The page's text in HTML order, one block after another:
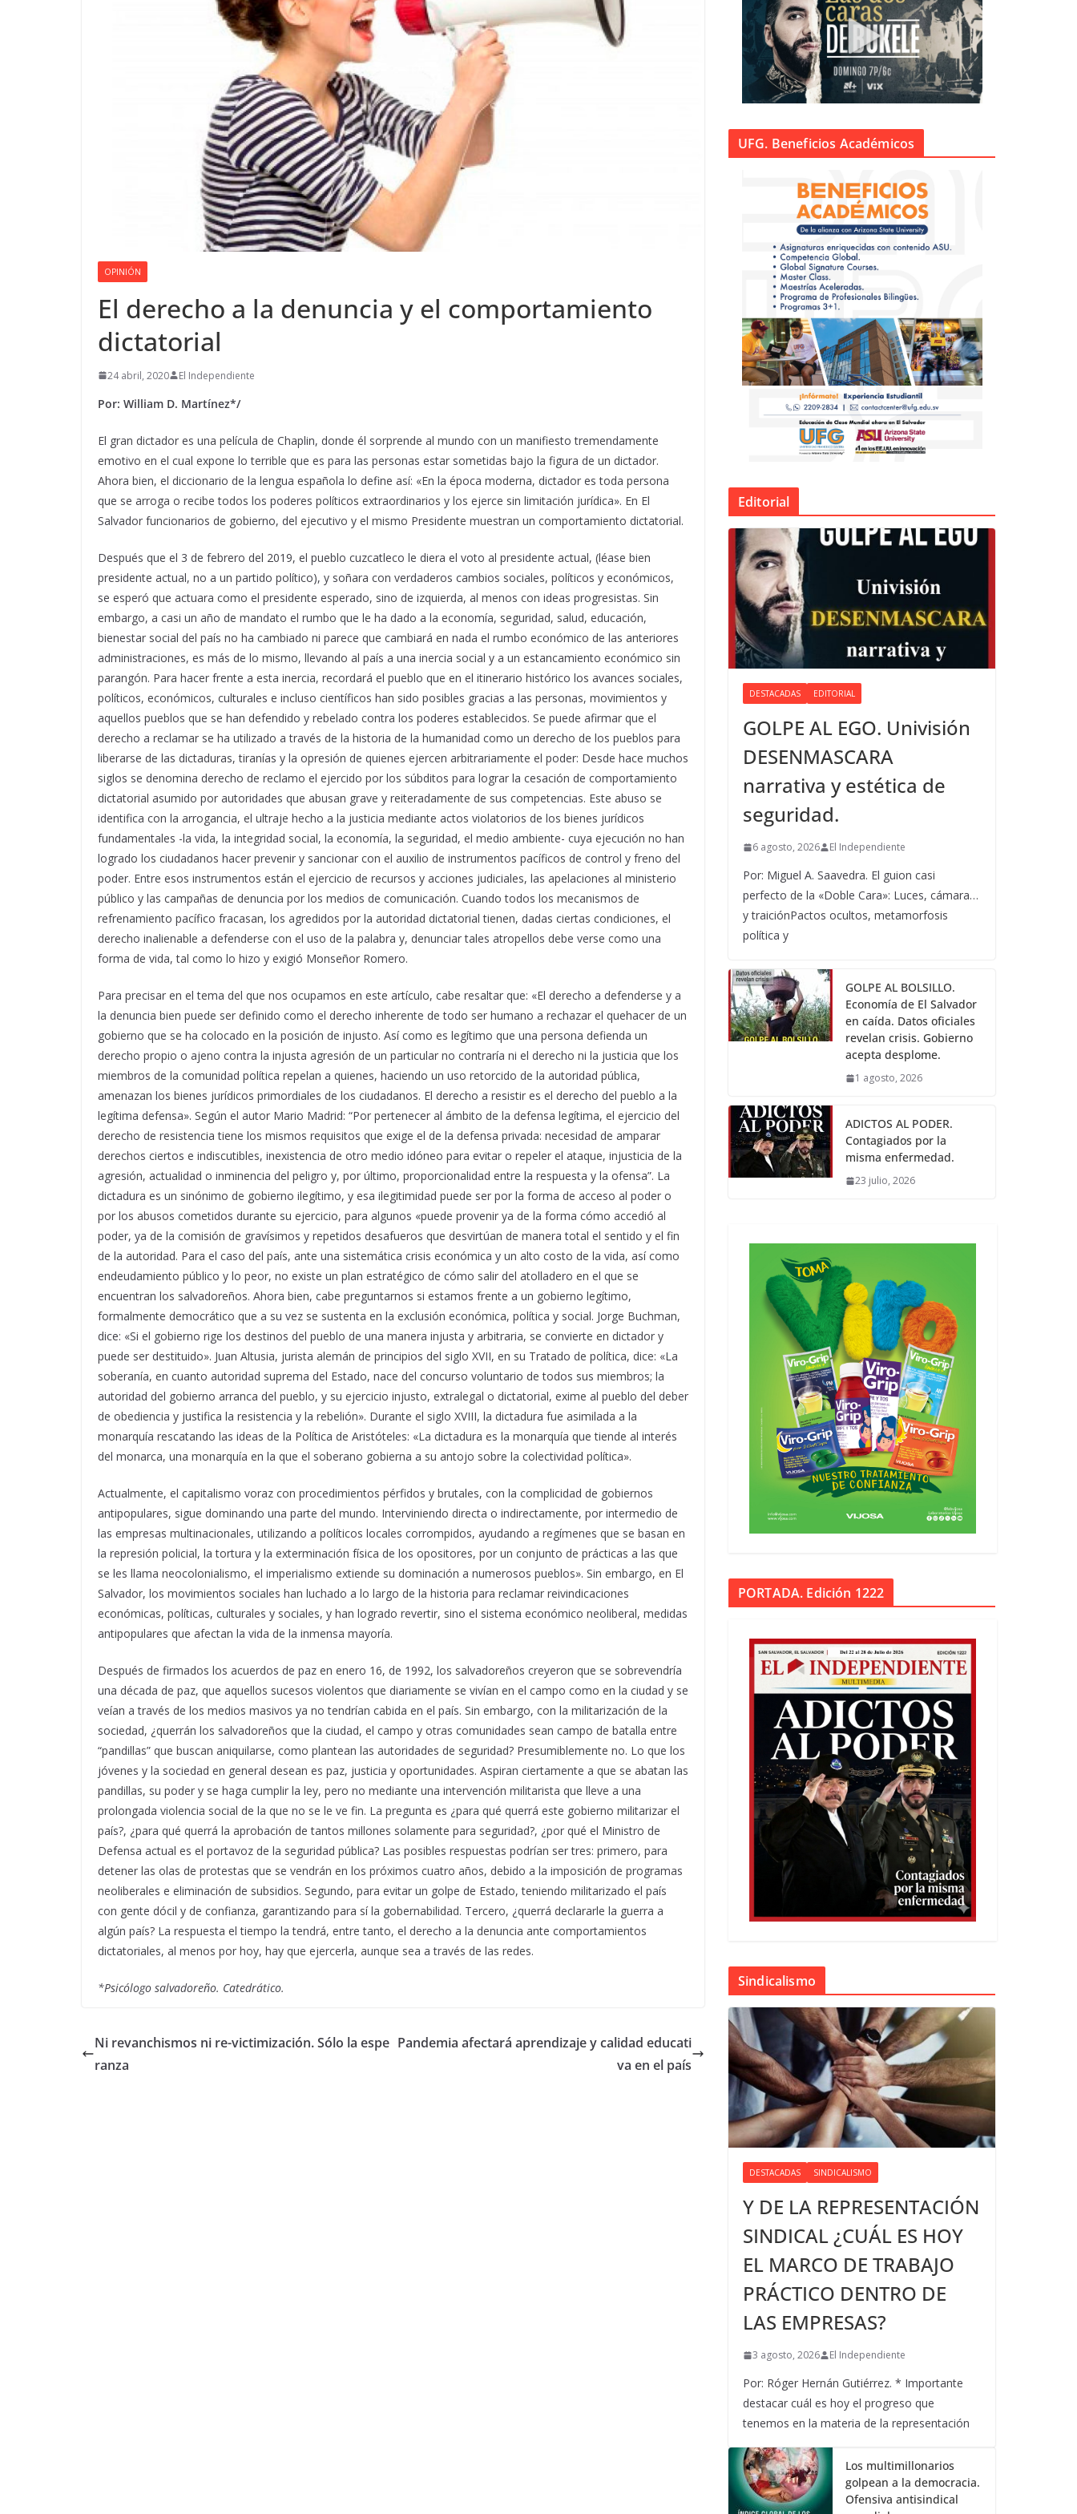
OPINIÓN
El derecho a la denuncia y el comportamiento
dictatorial
24 abril, 2020 El Independiente
Por: William D. Martínez*/
El gran dictador es una película de Chaplin, donde él sorprende al mundo con un manifiesto tremendamente
emotivo en el cual expone lo terrible que es para las personas estar sometidas bajo la figura de un dictador.
Ahora bien, el diccionario de la lengua española lo define así: «En la época moderna, dictador es toda persona
que se arroga o recibe todos los poderes políticos extraordinarios y los ejerce sin limitación jurídica». En El
Salvador funcionarios de gobierno, del ejecutivo y el mismo Presidente muestran un comportamiento dictatorial.
Después que el 3 de febrero del 2019, el pueblo cuzcatleco le diera el voto al presidente actual, (léase bien
presidente actual, no a un partido político), y soñara con verdaderos cambios sociales, políticos y económicos,
se esperó que actuara como el presidente esperado, sino de izquierda, al menos con ideas progresistas. Sin
embargo, a casi un año de mandato el rumbo que le ha dado a la economía, seguridad, salud, educación,
bienestar social del país no ha cambiado ni parece que cambiará en nada el rumbo económico de las anteriores
administraciones, es más de lo mismo, llevando al país a una inercia social y a un estancamiento económico sin
parangón. Para hacer frente a esta inercia, recordará el pueblo que en el itinerario histórico los avances sociales,
políticos, económicos, culturales e incluso científicos han sido posibles gracias a las personas, movimientos y
aquellos pueblos que se han defendido y rebelado contra los poderes establecidos. Se puede afirmar que el
derecho a reclamar se ha utilizado a través de la historia de la humanidad como un derecho de los pueblos para
liberarse de las dictaduras, tiranías y la opresión de quienes ejercen arbitrariamente el poder: Desde hace muchos
siglos se denomina derecho de reclamo el ejercido por los súbditos para lograr la cesación de comportamiento
dictatorial asumido por autoridades que abusan grave y reiteradamente de sus competencias. Este abuso se
identifica con la arrogancia, el ultraje hecho a la justicia mediante actos violatorios de los bienes jurídicos
fundamentales -la vida, la integridad social, la economía, la seguridad, el medio ambiente- cuya ejecución no han
logrado los ciudadanos hacer prevenir y sancionar con el auxilio de instrumentos pacíficos de control y freno del
poder. Entre esos instrumentos están el ejercicio de recursos y acciones judiciales, las apelaciones al ministerio
público y las campañas de denuncia por los medios de comunicación. Cuando todos los mecanismos de
refrenamiento pacífico fracasan, los agredidos por la autoridad dictatorial tienen, dadas ciertas condiciones, el
derecho inalienable a defenderse con el uso de la palabra y, denunciar tales atropellos debe verse como una
forma de vida, tal como lo hizo y exigió Monseñor Romero.
Para precisar en el tema del que nos ocupamos en este artículo, cabe resaltar que: «El derecho a defenderse y a
la denuncia bien puede ser definido como el derecho inherente de todo ser humano a rechazar el quehacer de un
gobierno que se ha colocado en la posición de injusto. Así como es legítimo que una persona defienda un
derecho propio o ajeno contra la injusta agresión de un particular no contraría ni el derecho ni la justicia que los
miembros de la comunidad política repelan a quienes, haciendo un uso retorcido de la autoridad pública,
amenazan los bienes jurídicos primordiales de los ciudadanos. El derecho a resistir es el derecho del pueblo a la
legítima defensa». Según el autor Mario Madrid: “Por pertenecer al ámbito de la defensa legítima, el ejercicio del
derecho de resistencia tiene los mismos requisitos que exige el de la defensa privada: necesidad de amparar
derechos ciertos e indiscutibles, inexistencia de otro medio idóneo para evitar o repeler el ataque, injusticia de la
agresión, actualidad o inminencia del peligro y, por último, proporcionalidad entre la respuesta y la ofensa”. La
dictadura es un sinónimo de gobierno ilegítimo, y esa ilegitimidad puede ser por la forma de acceso al poder o
por los abusos cometidos durante su ejercicio, para algunos «puede provenir ya de la forma cómo accedió al
poder, ya de la comisión de gravísimos y repetidos desafueros que desvirtúan de manera total el sentido y el fin
de la autoridad. Para el caso del país, ante una sistemática crisis económica y un alto costo de la vida, así como
endeudamiento público y lo peor, no existe un plan estratégico de cómo salir del atolladero en el que se
encuentran los salvadoreños. Ahora bien, cabe preguntarnos si estamos frente a un gobierno legítimo,
formalmente democrático que a su vez se sustenta en la exclusión económica, política y social. Jorge Buchman,
dice: «Si el gobierno rige los destinos del pueblo de una manera injusta y arbitraria, se convierte en dictador y
puede ser destituido». Juan Altusia, jurista alemán de principios del siglo XVII, en su Tratado de política, dice: «La
soberanía, en cuanto autoridad suprema del Estado, nace del concurso voluntario de todos sus miembros; la
autoridad del gobierno arranca del pueblo, y su ejercicio injusto, extralegal o dictatorial, exime al pueblo del deber
de obediencia y justifica la resistencia y la rebelión». Durante el siglo XVIII, la dictadura fue asimilada a la
monarquía rescatando las ideas de la Política de Aristóteles: «La dictadura es la monarquía que tiende al interés
del monarca, una monarquía en la que el soberano gobierna a su antojo sobre la colectividad política».
Actualmente, el capitalismo voraz con procedimientos pérfidos y brutales, con la complicidad de gobiernos
antipopulares, sigue dominando una parte del mundo. Interviniendo directa o indirectamente, por intermedio de
las empresas multinacionales, utilizando a políticos locales corrompidos, ayudando a regímenes que se basan en
la represión policial, la tortura y la exterminación física de los opositores, por un conjunto de prácticas a las que
se les llama neocolonialismo, el imperialismo extiende su dominación a numerosos pueblos». Sin embargo, en El
Salvador, los movimientos sociales han luchado a lo largo de la historia para reclamar reivindicaciones
económicas, políticas, culturales y sociales, y han logrado revertir, sino el sistema económico neoliberal, medidas
antipopulares que afectan la vida de la inmensa mayoría.
Después de firmados los acuerdos de paz en enero 16, de 1992, los salvadoreños creyeron que se sobrevendría
una década de paz, que aquellos sucesos violentos que diariamente se vivían en el campo como en la ciudad y se
veían a través de los medios masivos ya no tendrían cabida en el país. Sin embargo, con la militarización de la
sociedad, ¿querrán los salvadoreños que la ciudad, el campo y otras comunidades sean campo de batalla entre
“pandillas” que buscan aniquilarse, como plantean las autoridades de seguridad? Presumiblemente no. Lo que los
jóvenes y la sociedad en general desean es paz, justicia y oportunidades. Aspiran ciertamente a que se abatan las
pandillas, su poder y se haga cumplir la ley, pero no mediante una intervención militarista que lleve a una
prolongada violencia social de la que no se le ve fin. La pregunta es ¿para qué querrá este gobierno militarizar el
país?, ¿para qué querrá la aprobación de tantos millones solamente para seguridad?, ¿por qué el Ministro de
Defensa actual es el portavoz de la seguridad pública? Las posibles respuestas podrían ser tres: primero, para
detener las olas de protestas que se vendrán en los próximos cuatro años, debido a la imposición de programas
neoliberales e eliminación de subsidios. Segundo, para evitar un golpe de Estado, teniendo militarizado el país
con gente dócil y de confianza, garantizando para sí la gobernabilidad. Tercero, ¿querrá declararle la guerra a
algún país? La respuesta el tiempo la tendrá, entre tanto, el derecho a la denuncia ante comportamientos
dictatoriales, al menos por hoy, hay que ejercerla, aunque sea a través de las redes.
*Psicólogo salvadoreño. Catedrático.
Ni revanchismos ni re-victimización. Sólo la espe
ranza
Pandemia afectará aprendizaje y calidad educati
va en el país
UFG. Beneficios Académicos
Editorial
DESTACADAS EDITORIAL
GOLPE AL EGO. Univisión
DESENMASCARA
narrativa y estética de
seguridad.
6 agosto, 2026 El Independiente
Por: Miguel A. Saavedra. El guion casi
perfecto de la «Doble Cara»: Luces, cámara…
y traiciónPactos ocultos, metamorfosis
política y
GOLPE AL BOLSILLO.
Economía de El Salvador
en caída. Datos oficiales
revelan crisis. Gobierno
acepta desplome.
1 agosto, 2026
ADICTOS AL PODER.
Contagiados por la
misma enfermedad.
23 julio, 2026
PORTADA. Edición 1222
Sindicalismo
DESTACADAS SINDICALISMO
Y DE LA REPRESENTACIÓN
SINDICAL ¿CUÁL ES HOY
EL MARCO DE TRABAJO
PRÁCTICO DENTRO DE
LAS EMPRESAS?
3 agosto, 2026 El Independiente
Por: Róger Hernán Gutiérrez. * Importante
destacar cuál es hoy el progreso que
tenemos en la materia de la representación
Los multimillonarios
golpean a la democracia.
Ofensiva antisindical